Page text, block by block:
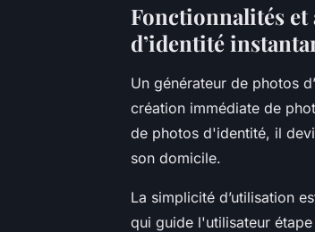
Fonctionnalités et
d’identité
Un générateur de photos
création immédiate de
de photos d'identité, il
son domicile.
La simplicité d’utilisation
qui guide l'utilisateur